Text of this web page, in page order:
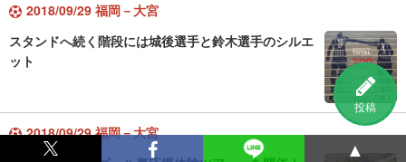
投稿
2018/09/29 福岡－大宮
スタンドへ続く階段には城後選手と鈴木選手のシルエ
ット
2018/09/29 福岡－大宮
▲